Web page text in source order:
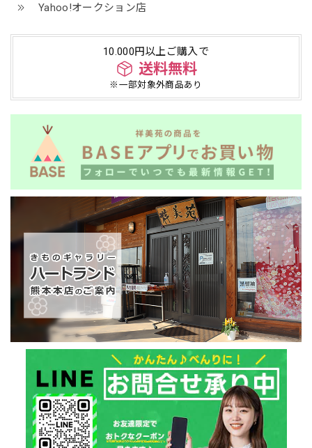
Yahoo!オークション店
10.000円以上ご購入で
送料無料
※一部対象外商品あり